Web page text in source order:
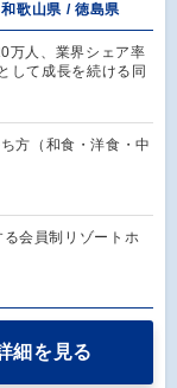
歌山県 / 徳島県
万人、業界シェア率
して成長を続ける同
方（和食・洋食・中
会員制リゾートホ
細を見る